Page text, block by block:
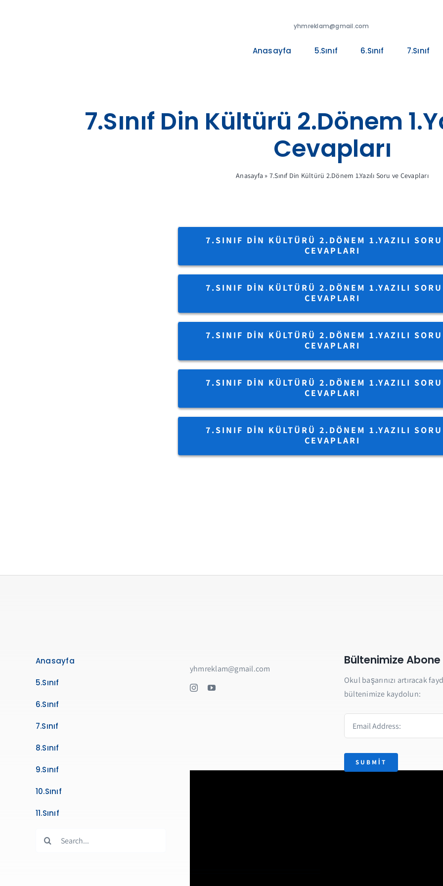
yhmreklam@gmail.com
Anasayfa 5.Sınıf 6.Sınıf 7.Sınıf
7.Sınıf Din Kültürü 2.Dönem
Cevapları
Anasayfa » 7.Sınıf Din Kültürü 2.Dönem 1.Yazılı Soru ve Cevapları
7.SINIF DIN KÜLTÜRÜ 2.DÖNEM 1.YAZILI
CEVAPLARI
7.SINIF DIN KÜLTÜRÜ 2.DÖNEM 1.YAZILI
CEVAPLARI
7.SINIF DIN KÜLTÜRÜ 2.DÖNEM 1.YAZILI
CEVAPLARI
7.SINIF DIN KÜLTÜRÜ 2.DÖNEM 1.YAZILI
CEVAPLARI
7.SINIF DIN KÜLTÜRÜ 2.DÖNEM 1.YAZILI
CEVAPLARI
Anasayfa
5.Sınıf
6.Sınıf
7.Sınıf
8.Sınıf
9.Sınıf
10.Sınıf
11.Sınıf
yhmreklam@gmail.com
Bültenimize Abone
Okul başarınızı artıracak
bültenimize kaydolun:
SUBMIT